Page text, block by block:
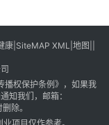
康| SiteMAP XML 地图
播权保护条例》，如果我
知我们，邮箱：
除。